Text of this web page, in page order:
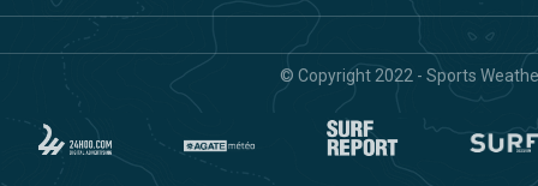
© Copyright 2022 - Sports